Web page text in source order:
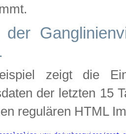
der
zeigt die
der letzten 15
regulären HTML